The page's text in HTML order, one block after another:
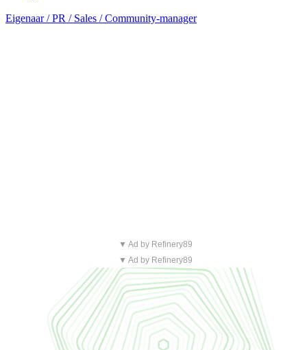
Eigenaar / PR / Sales / Community-manager
▼ Ad by Refinery89
▼ Ad by Refinery89